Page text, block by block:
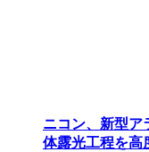
ニコン、新型
体露光工程を高